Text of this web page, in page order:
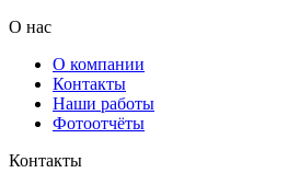
О нас
О компании
Контакты
Наши работы
Фотоотчёты
Контакты